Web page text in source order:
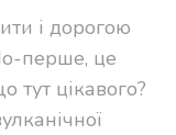
і дорогою
перше, це
тут цікавого?